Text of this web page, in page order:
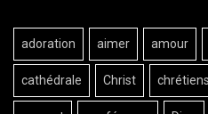
adoration aimer amour
cathédrale Christ chrétiens